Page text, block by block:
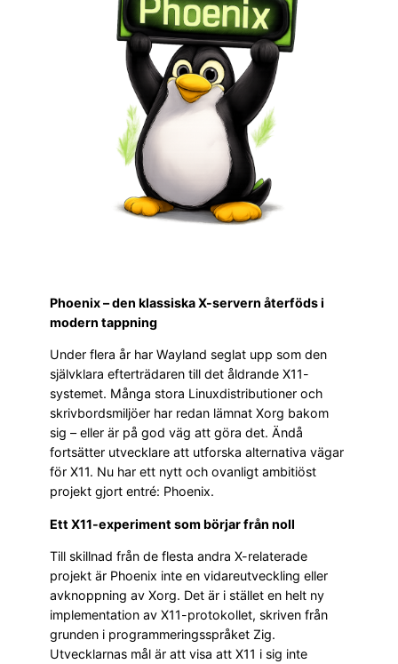
Phoenix – den klassiska X-servern återföds i
modern tappning
Under flera år har Wayland seglat upp som den
självklara efterträdaren till det åldrande X11-
systemet. Många stora Linuxdistributioner och
skrivbordsmiljöer har redan lämnat Xorg bakom
sig – eller är på god väg att göra det. Ändå
fortsätter utvecklare att utforska alternativa vägar
för X11. Nu har ett nytt och ovanligt ambitiöst
projekt gjort entré: Phoenix.
Ett X11-experiment som börjar från noll
Till skillnad från de flesta andra X-relaterade
projekt är Phoenix inte en vidareutveckling eller
avknoppning av Xorg. Det är i stället en helt ny
implementation av X11-protokollet, skriven från
grunden i programmeringsspråket Zig.
Utvecklarnas mål är att visa att X11 i sig inte